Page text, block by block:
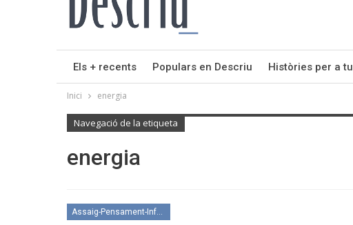
Els + recents Populars en Descriu Històries per a tu
Inici energia
Navegació de la etiqueta
energia
Assaig-Pensament-Informació